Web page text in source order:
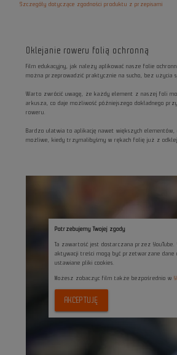
Szczegóły dotyczące zgodności produktu z przepisami
Potrzebujemy Twojej zgody
Ta zawartość jest dostarczana przez YouTube.
aktywacji treści mogą być przetwarzane dane
ustawiane pliki cookies.
Możesz zobaczyc film także bezpośrednio w
AKCEPTUJĘ
Oklejanie roweru folią ochronną
Film edukacyjny, jak należy aplikować nasze folie
można przeprowadzić praktycznie na sucho, bez użycia
Warto zwrócić uwagę, że każdy element z naszej foli
arkusza, co daje możliwość późniejszego dokładnego
roweru.
Bardzo ułatwia to aplikację nawet większych elementów,
możliwe, kiedy trzymalibyśmy w rękach folię już z